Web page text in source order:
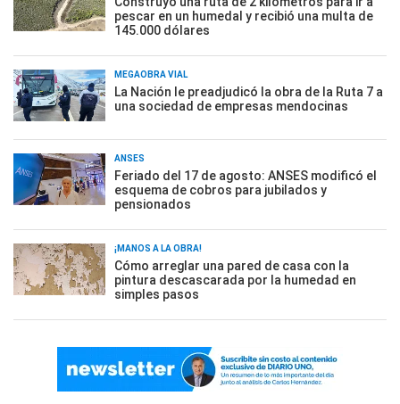
pescar en un humedal y recibió una multa de
145.000 dólares
MEGAOBRA VIAL
La Nación le preadjudicó la obra de la Ruta 7 a
una sociedad de empresas mendocinas
ANSES
Feriado del 17 de agosto: ANSES modificó el
esquema de cobros para jubilados y
pensionados
¡MANOS A LA OBRA!
Cómo arreglar una pared de casa con la
pintura descascarada por la humedad en
simples pasos